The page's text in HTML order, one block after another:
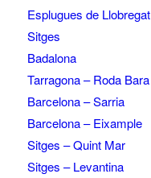
Esplugues de Llobregat
Sitges
Badalona
Tarragona – Roda Bara
Barcelona – Sarria
Barcelona – Eixample
Sitges – Quint Mar
Sitges – Levantina